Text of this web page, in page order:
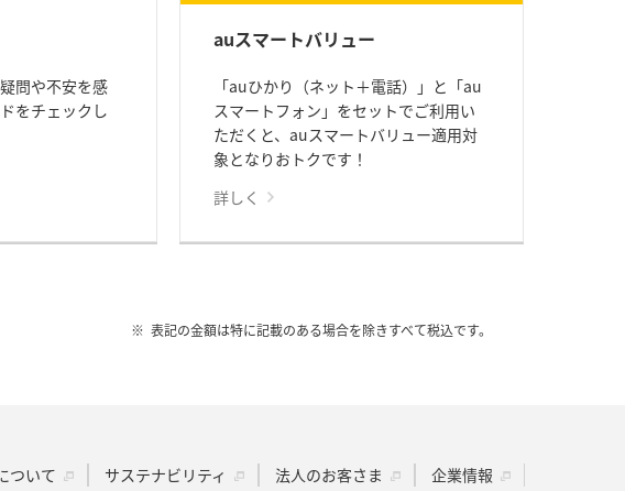
問や不安を感
をチェックし
auスマートバリュー
「auひかり（ネット＋電話）」と「au
スマートフォン」をセットでご利用い
ただくと、auスマートバリュー適用対
象となりおトクです！
詳しく
表記の金額は特に記載のある場合を除きすべて税込です。
ついて サステナビリティ 法人のお客さま 企業情報